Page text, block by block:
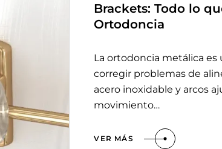
Brackets: Todo lo
Ortodoncia
La ortodoncia metálica
corregir problemas de
acero inoxidable y arcos
movimiento…
VER MÁS